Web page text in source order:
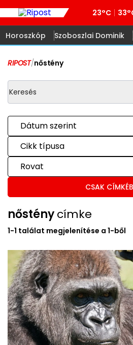
23°C
Horoszkóp Szoboszlai Dominik
RIPOST/nőstény
Dátum szerint
Cikk típusa
Rovat
CSAK
nősténycímke
1-1 találat megjelenítése a 1-ből